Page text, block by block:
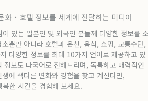
・호텔 정보를 세계에 전달하는 미디어
있는 일본인 및 외국인 분들께 다양한 정보를 소
뿐만 아니라 호텔과 온천, 음식, 쇼핑, 교통수단,
다양한 정보를 최대 10가지 언어로 제공하고 있
보도 다국어로 전해드리며, 독특하고 매력적인
에 색다른 변화와 경험을 찾고 계신다면,
한 시간을 경험해 보세요.